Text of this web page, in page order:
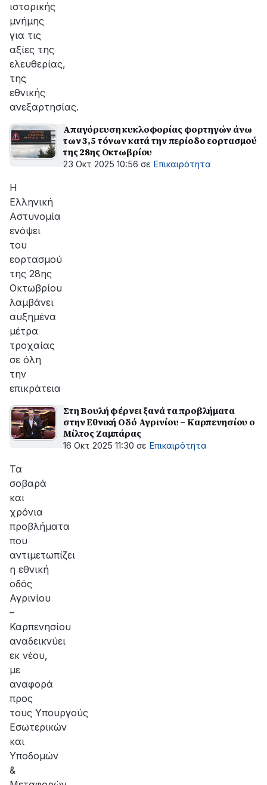
ιστορικής
μνήμης
για τις
αξίες της
ελευθερίας,
της
εθνικής
ανεξαρτησίας.
Απαγόρευση κυκλοφορίας φορτηγών άνω
των 3,5 τόνων κατά την περίοδο εορτασμού
της 28ης Οκτωβρίου
23 Οκτ 2025 10:56 σε Επικαιρότητα
Η
Ελληνική
Αστυνομία
ενόψει
του
εορτασμού
της 28ης
Οκτωβρίου
λαμβάνει
αυξημένα
μέτρα
τροχαίας
σε όλη
την
επικράτεια
Στη Βουλή φέρνει ξανά τα προβλήματα
στην Εθνική Οδό Αγρινίου – Καρπενησίου ο
Μίλτος Ζαμπάρας
16 Οκτ 2025 11:30 σε Επικαιρότητα
Τα
σοβαρά
και
χρόνια
προβλήματα
που
αντιμετωπίζει
η εθνική
οδός
Αγρινίου
–
Καρπενησίου
αναδεικνύει
εκ νέου,
με
αναφορά
προς
τους Υπουργούς
Εσωτερικών
και
Υποδομών
&